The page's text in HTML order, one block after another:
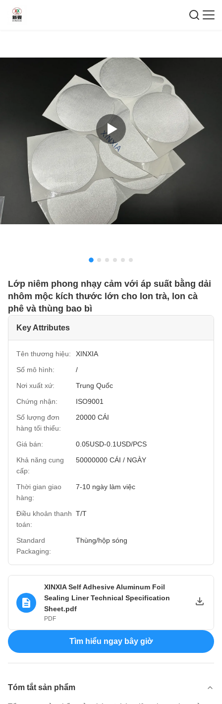
Lớp niêm phong nhạy cảm với áp suất bằng dải
nhôm mộc kích thước lớn cho lon trà, lon cà
phê và thùng bao bì
Key Attributes
Tên thương hiệu:
XINXIA
Số mô hình:
/
Nơi xuất xứ:
Trung Quốc
Chứng nhận:
ISO9001
Số lượng đơn
hàng tối thiểu:
20000 CÁI
Giá bán:
0.05USD-0.1USD/PCS
Khả năng cung
cấp:
50000000 CÁI / NGÀY
Thời gian giao
hàng:
7-10 ngày làm việc
Điều khoản thanh
toán:
T/T
Standard
Packaging:
Thùng/hộp sóng
XINXIA Self Adhesive Aluminum Foil
Sealing Liner Technical Specification
Sheet.pdf
PDF
Tìm hiểu ngay bây giờ
Tóm tắt sản phẩm